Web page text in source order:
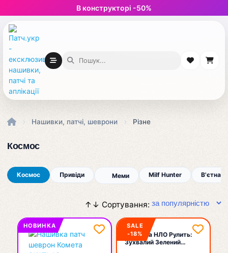
В конструкторі -50%
› Нашивки, патчі, шеврони › Різне
Космос
Космос Привіди Меми Milf Hunter В'єтнам
↑↓ Сортування:
Космос
НОВИНКА
Нашивка НЛО Рулить:
Зухвалий Зелений
SALE
-18%